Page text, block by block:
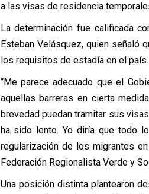
a las visas de residencia
La determinación fue calificada
Esteban Velásquez, quien señaló
los requisitos de estadía en el país.
“Me parece adecuado que el
aquellas barreras en cierta
brevedad puedan tramitar sus
ha sido lento. Yo diría que todo
regularización de los migrantes
Federación Regionalista Verde y
Una posición distinta plantearon